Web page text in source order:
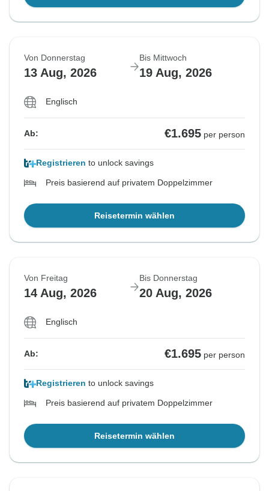
Von Donnerstag
13 Aug, 2026
Bis Mittwoch
19 Aug, 2026
Englisch
Ab: €1.695 per person
Registrieren to unlock savings
Preis basierend auf privatem Doppelzimmer
Reisetermin wählen
Von Freitag
14 Aug, 2026
Bis Donnerstag
20 Aug, 2026
Englisch
Ab: €1.695 per person
Registrieren to unlock savings
Preis basierend auf privatem Doppelzimmer
Reisetermin wählen